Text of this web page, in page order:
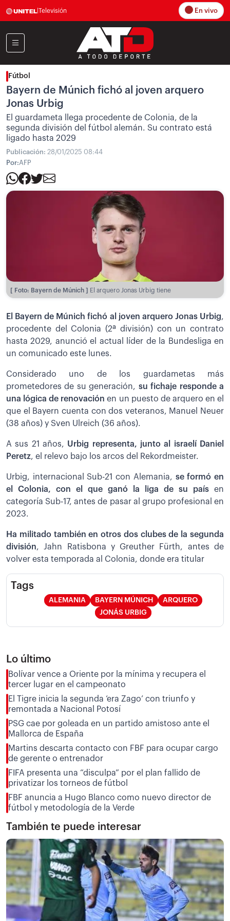
Televisión En vivo
Fútbol
Bayern de Múnich fichó al joven arquero
Jonas Urbig
El guardameta llega procedente de Colonia, de la
segunda división del fútbol alemán. Su contrato está
ligado hasta 2029
Publicación: 28/01/2025 08:44
Por:AFP
[ Foto: Bayern de Múnich ] El arquero Jonas Urbig tiene
El Bayern de Múnich fichó al joven arquero Jonas Urbig,
procedente del Colonia (2ª división) con un contrato
hasta 2029, anunció el actual líder de la Bundesliga en
un comunicado este lunes.
Considerado uno de los guardametas más
prometedores de su generación, su fichaje responde a
una lógica de renovación en un puesto de arquero en el
que el Bayern cuenta con dos veteranos, Manuel Neuer
(38 años) y Sven Ulreich (36 años).
A sus 21 años, Urbig representa, junto al israelí Daniel
Peretz, el relevo bajo los arcos del Rekordmeister.
Urbig, internacional Sub-21 con Alemania, se formó en
el Colonia, con el que ganó la liga de su país en
categoría Sub-17, antes de pasar al grupo profesional en
2023.
Ha militado también en otros dos clubes de la segunda
división, Jahn Ratisbona y Greuther Fürth, antes de
volver esta temporada al Colonia, donde era titular
Tags
ALEMANIA BAYERN MÚNICH
ARQUERO
JONÁS URBIG
Lo último
Bolívar vence a Oriente por la mínima y recupera el
tercer lugar en el campeonato
El Tigre inicia la segunda ‘era Zago’ con triunfo y
remontada a Nacional Potosí
PSG cae por goleada en un partido amistoso ante el
Mallorca de España
Martins descarta contacto con FBF para ocupar cargo
de gerente o entrenador
FIFA presenta una “disculpa” por el plan fallido de
privatizar los torneos de fútbol
FBF anuncia a Hugo Blanco como nuevo director de
fútbol y metodología de la Verde
También te puede interesar